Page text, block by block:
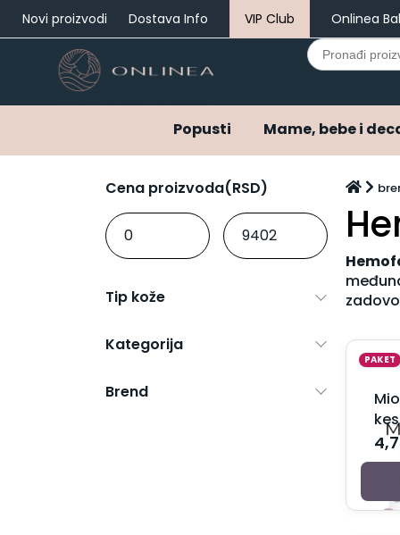
Novi proizvodi Dostava Info VIP Club Onlinea
Search
for:
Popusti Mame, bebe i
Mame, bebe i deca
Bebi oprema i pelene
Ostala bebi oprema
Varalice
Pelene
Pribor za negu
Kašice za bebe i decu
Kozmetika za bebe i decu
Cena proizvoda(RSD)
Tip kože
Kategorija
Brend
PAKET